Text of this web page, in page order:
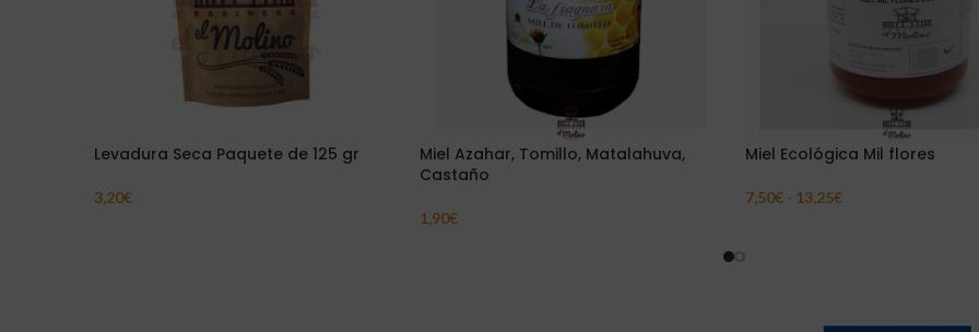
Levadura Seca Paquete de 125 gr
3,20€
Miel Azahar, Tomillo, Matalahuva,
Castaño
1,90€
Miel Ecológica Mil flores
7,50€ - 13,25€